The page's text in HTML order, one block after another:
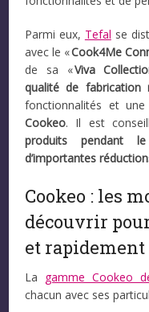
Parmi eux, Tefal se
avec le «Cook4Me
de sa «Viva
qualité de fabrication
fonctionnalités et une
Cookeo. Il est
produits pendant
d’importantes
Cookeo : les
découvrir
et rapidement
La gamme Cookeo
chacun avec ses